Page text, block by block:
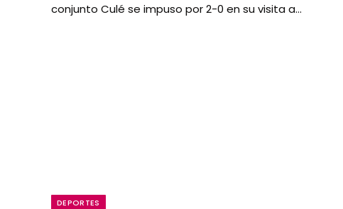
conjunto Culé se impuso por 2-0 en su visita a…
DEPORTES